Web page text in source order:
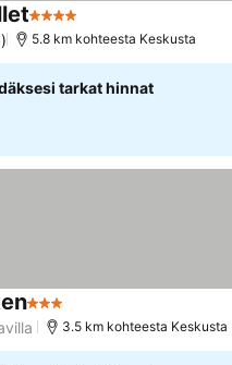
4 Tähtiluokitus
5.8 km kohteesta Keskusta
tarkat hinnat
3 Tähtiluokitus
3.5 km kohteesta Keskusta